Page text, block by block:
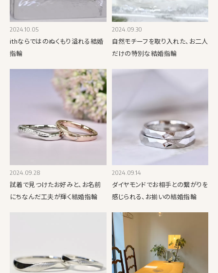
2024.10.05
ithならではのぬくもり溢れる結婚
指輪
2024.09.30
自然モチーフを取り入れた、お二人
だけの特別な結婚指輪
2024.09.28
試着で見つけたお好みと、お名前
にちなんだ工夫が輝く結婚指輪
2024.09.14
ダイヤモンドでお相手との繋がりを
感じられる、お揃いの結婚指輪